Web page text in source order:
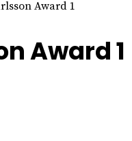
Award 1
Award 1